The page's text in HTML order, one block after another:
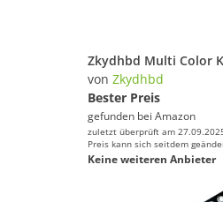
von Zkydhbd
Bester Preis
gefunden bei Amazon
zuletzt überprüft am
Preis kann sich seitdem
Keine weiteren Anbieter